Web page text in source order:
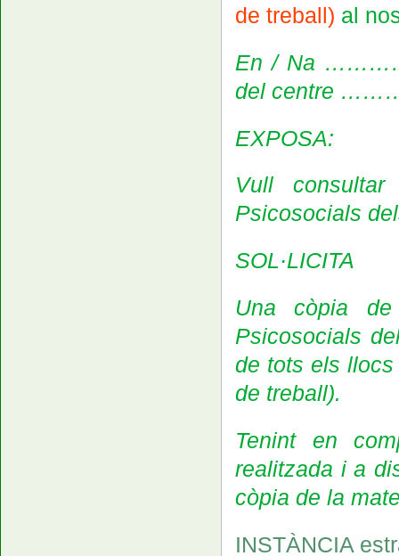
de treball) al
En / Na
del centre
EXPOSA:
Vull
Psicosocials
SOL·LICITA
Una còpia
Psicosocials
de tots els
de treball).
Tenint en
realitzada i a
còpia de la
INSTÀNCIA